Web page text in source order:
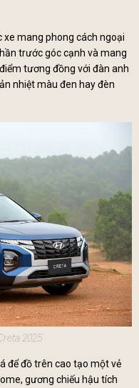
xe mang phong cách ngoại
trước góc cạnh và mang
tương đồng với đàn anh
nhiệt màu đen hay đèn
2025
để đồ trên cao tạo một vẻ
gương chiếu hậu tích